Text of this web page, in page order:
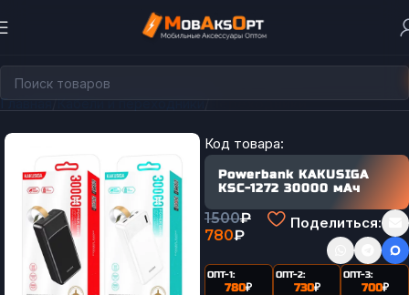
Главная Кабели и переходники Переходники
Код товара:
Powerbank KAKUSIGA
KSC-1272 30000 мАч
1500₽
780₽
Поделиться:
ОПТ-1:
780₽
ОПТ-2:
730₽
ОПТ-3:
700₽